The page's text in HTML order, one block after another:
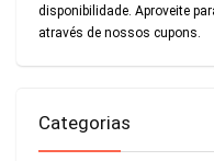
disponibilidade. Aproveite
através de nossos cupons.
Categorias